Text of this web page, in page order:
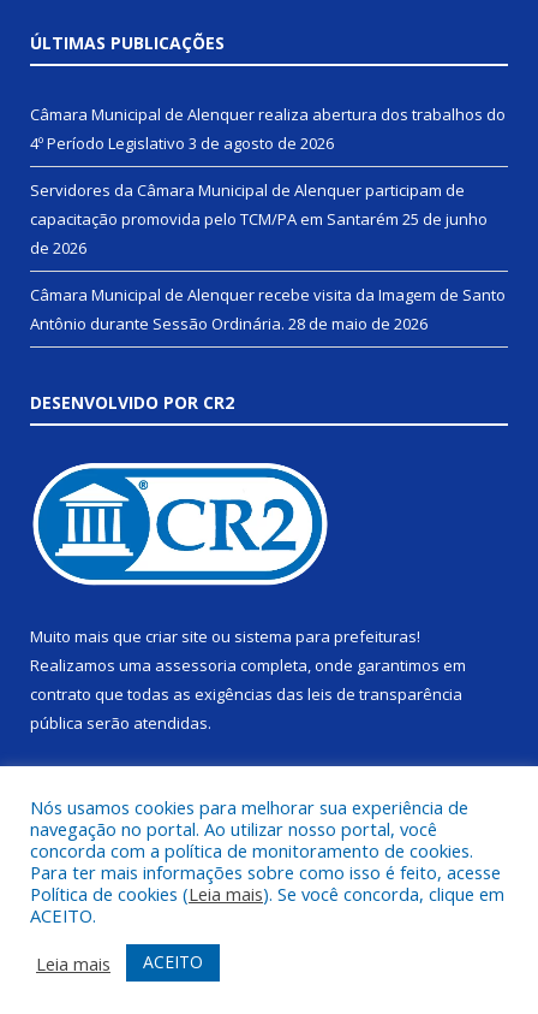
ÚLTIMAS PUBLICAÇÕES
Câmara Municipal de Alenquer realiza abertura dos trabalhos do
4º Período Legislativo 3 de agosto de 2026
Servidores da Câmara Municipal de Alenquer participam de
capacitação promovida pelo TCM/PA em Santarém 25 de junho
de 2026
Câmara Municipal de Alenquer recebe visita da Imagem de Santo
Antônio durante Sessão Ordinária. 28 de maio de 2026
DESENVOLVIDO POR CR2
Muito mais que criar site ou sistema para prefeituras!
Realizamos uma assessoria completa, onde garantimos em
contrato que todas as exigências das leis de transparência
pública serão atendidas.
Todos os direitos reservados a Câmara Municipal de Alenquer.
Mapa do Site
Acessar Área Administrativa
Acessar Webmail
Nós usamos cookies para melhorar sua experiência de
navegação no portal. Ao utilizar nosso portal, você
concorda com a política de monitoramento de cookies.
Para ter mais informações sobre como isso é feito, acesse
Política de cookies (Leia mais). Se você concorda, clique em
ACEITO.
Leia mais
ACEITO